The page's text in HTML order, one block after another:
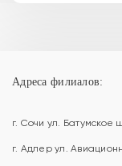
Адреса филиалов:
г. Сочи ул.
г. Адлер ул.